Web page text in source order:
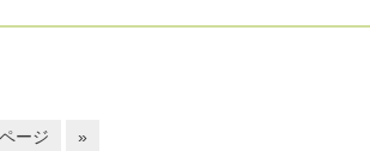
ージ »